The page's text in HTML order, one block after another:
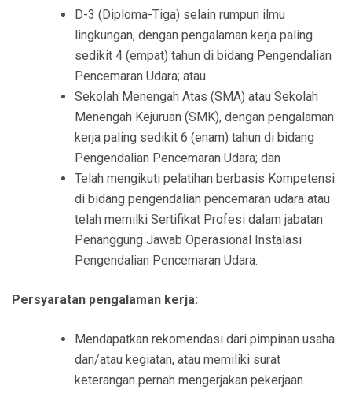
D-3 (Diploma-Tiga) selain rumpun ilmu
lingkungan, dengan pengalaman kerja paling
sedikit 4 (empat) tahun di bidang Pengendalian
Pencemaran Udara; atau
Sekolah Menengah Atas (SMA) atau Sekolah
Menengah Kejuruan (SMK), dengan pengalaman
kerja paling sedikit 6 (enam) tahun di bidang
Pengendalian Pencemaran Udara; dan
Telah mengikuti pelatihan berbasis Kompetensi
di bidang pengendalian pencemaran udara atau
telah memilki Sertifikat Profesi dalam jabatan
Penanggung Jawab Operasional Instalasi
Pengendalian Pencemaran Udara.
Persyaratan pengalaman kerja:
Mendapatkan rekomendasi dari pimpinan usaha
dan/atau kegiatan, atau memiliki surat
keterangan pernah mengerjakan pekerjaan